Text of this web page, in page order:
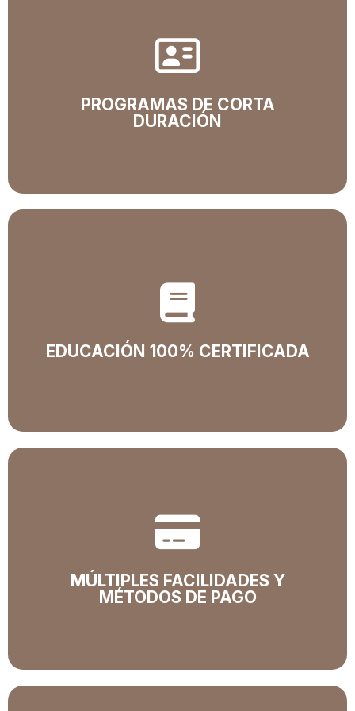
PROGRAMAS DE CORTA
DURACIÓN​
Programas de corta duración
Formación técnica laboral que mejora la calidad de
EDUCACIÓN 100% CERTIFICADA
Educación 100% Cerificada
La base de nuestra oferta educativa cumple con
MÚLTIPLES FACILIDADES Y
MÉTODOS DE PAGO